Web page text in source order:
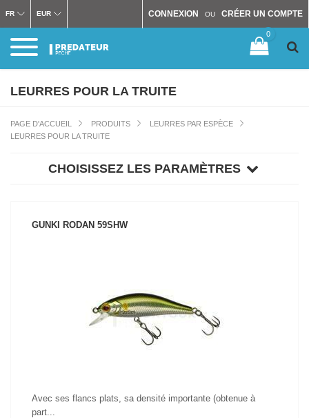
CONNEXION OU CRÉER UN COMPTE
FR EUR
0
LEURRES POUR LA TRUITE
PAGE D'ACCUEIL PRODUITS
LEURRES PAR ESPÈCE
LEURRES POUR LA TRUITE
CHOISISSEZ LES PARAMÈTRES
GUNKI RODAN 59SHW
VOIR LE PRODUIT
Avec ses flancs plats, sa densité importante (obtenue à
part...